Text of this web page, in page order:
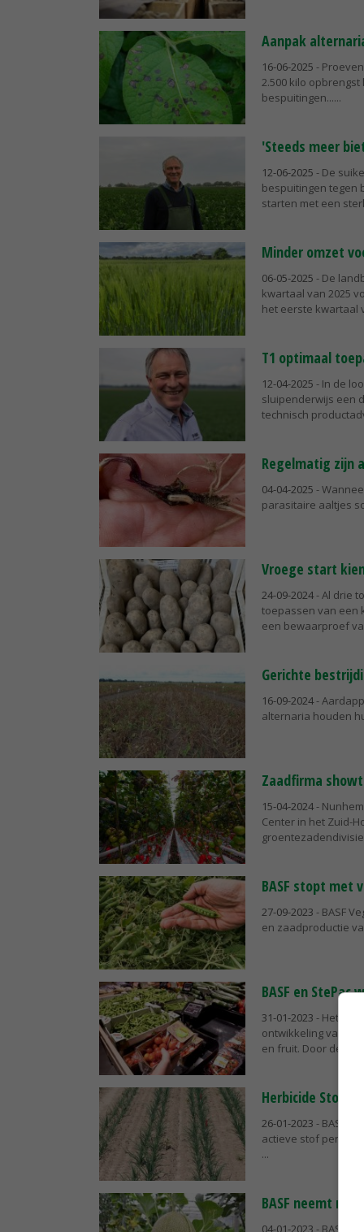
Aanpak
16-06-2025 -
2.500 kilo
bespuitingen...
'Steeds meer
12-06-2025 - De
bespuitingen tegen
starten met een
Minder omzet
06-05-2025 - De
kwartaal van 2025
het eerste kwartaal
T1 optimaal
12-04-2025 - In de
sluipenderwijs een
technisch
Regelmatig zijn
04-04-2025 -
parasitaire aaltjes
Vroege start
24-09-2024- Al drie
toepassen van een
een bewaarproef
Gerichte
16-09-2024-
alternaria houden
Zaadfirma
15-04-2024-
Center in het Zuid-
groentezadendivisie
BASF stopt met
27-09-2023 - BASF
en zaadproductie
BASF en
31-01-2023 - Het
ontwikkeling van
en fruit. Door de
Herbicide
26-01-2023 - BASF
actieve stof
BASF neemt
04-01-2023 - BASF